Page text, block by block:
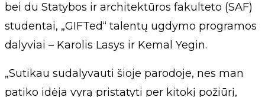
bei du Statybos ir architektūros fakulteto (SAF)
studentai, „GIFTed“ talentų ugdymo programos
dalyviai – Karolis Lasys ir Kemal Yegin.
„Sutikau sudalyvauti šioje parodoje, nes man
patiko idėja vyrą pristatyti per kitokį požiūrį,